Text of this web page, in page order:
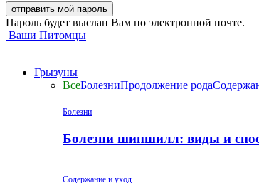
Пароль будет выслан Вам по электронной почте.
Ваши Питомцы
Грызуны
ВсеБолезниПродолжение рода
Болезни
Болезни шиншилл: виды и
Содержание и уход